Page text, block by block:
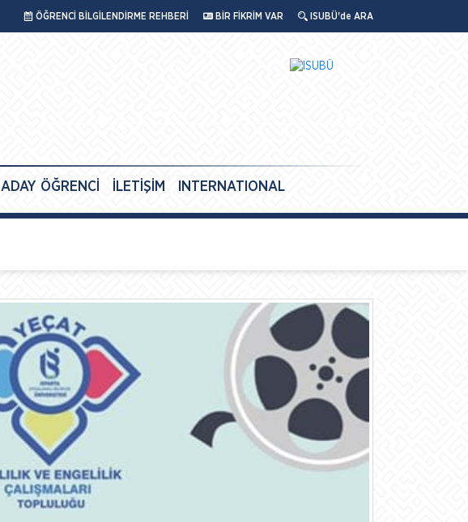
ÖĞRENCİ BİLGİLENDİRME REHBERİ BİR FİKRİM VAR ISUBÜ'de ARA
ADAY ÖĞRENCİ İLETİŞİM INTERNATIONAL